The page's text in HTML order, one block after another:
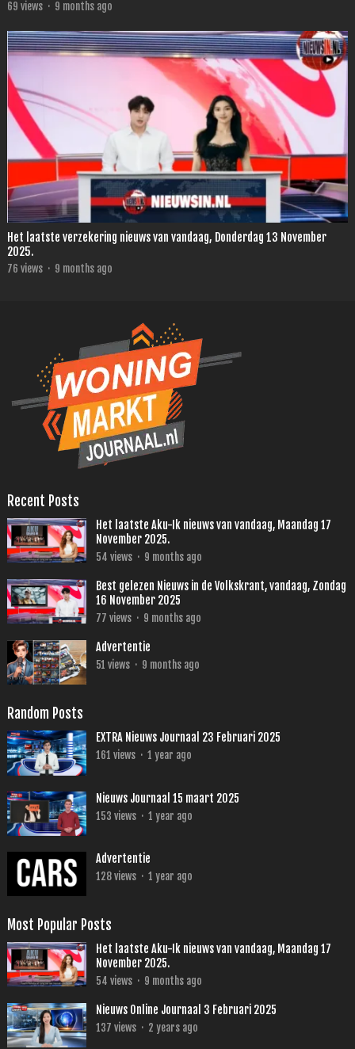
69 views · 9 months ago
Het laatste verzekering nieuws van vandaag, Donderdag 13 November
2025.
76 views · 9 months ago
Recent Posts
Het laatste Aku-Ik nieuws van vandaag, Maandag 17
November 2025.
54 views · 9 months ago
Best gelezen Nieuws in de Volkskrant, vandaag, Zondag
16 November 2025
77 views · 9 months ago
Advertentie
51 views · 9 months ago
Random Posts
EXTRA Nieuws Journaal 23 Februari 2025
161 views · 1 year ago
Nieuws Journaal 15 maart 2025
153 views · 1 year ago
Advertentie
128views · 1 year ago
Most Popular Posts
Het laatste Aku-Ik nieuws van vandaag, Maandag 17
November 2025.
54 views · 9 months ago
Nieuws Online Journaal 3 Februari 2025
137 views · 2 years ago